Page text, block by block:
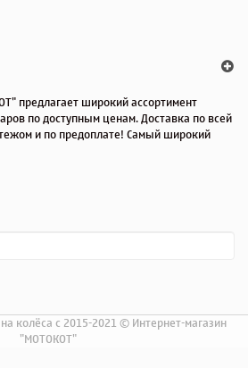
предлагает широкий ассортимент
по доступным ценам. Доставка по всей
и по предоплате! Самый широкий
колёса с 2015-2021 © Интернет-магазин
"МОТОКОТ"